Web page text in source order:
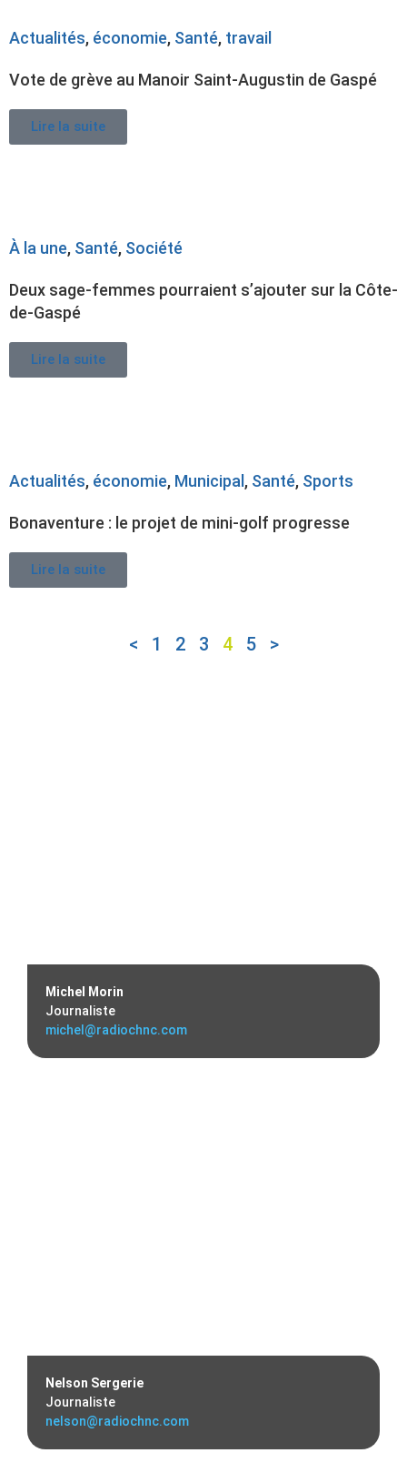
Michel Morin
Journaliste
michel@radiochnc.com
Nelson Sergerie
Journaliste
nelson@radiochnc.com
Actualités, économie, Santé, travail
Vote de grève au Manoir Saint-Augustin de Gaspé
Lire la suite
À la une, Santé, Société
Deux sage-femmes pourraient s’ajouter sur la Côte-
de-Gaspé
Lire la suite
Actualités, économie, Municipal, Santé, Sports
Bonaventure : le projet de mini-golf progresse
Lire la suite
< 1 2 3 4 5 >